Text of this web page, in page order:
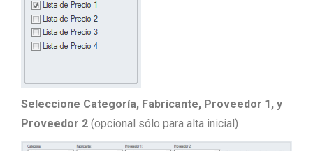
Seleccione Categoría, Fabricante, Proveedor 1, y
Proveedor 2 (opcional sólo para alta inicial)